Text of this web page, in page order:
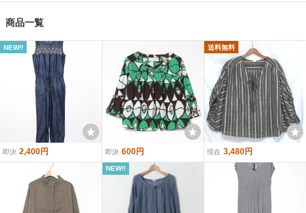
商品一覧
NEW!!
即決 2,400円 即決 600円
送料無料
現在 3,480円
NEW!!